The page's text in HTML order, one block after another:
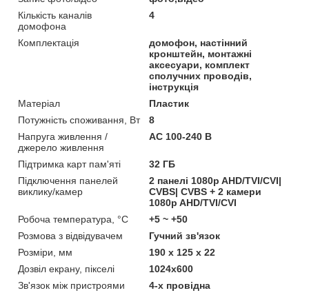
Кількість каналів
домофона
4
Комплектація
домофон, настінний
кронштейн, монтажні
аксесуари, комплект
сполучних проводів,
інструкція
Матеріал
Пластик
Потужність споживання, Вт
8
Напруга живлення /
джерело живлення
AC 100-240 В
Підтримка карт пам'яті
32 ГБ
Підключення панелей
виклику/камер
2 панелі 1080p AHD/TVI/CVI|
CVBS| CVBS + 2 камери
1080p AHD/TVI/CVI
Робоча температура, °C
+5 ~ +50
Розмова з відвідувачем
Гучний зв'язок
Розміри, мм
190 х 125 х 22
Дозвіл екрану, пікселі
1024x600
Зв'язок між пристроями
4-х провідна